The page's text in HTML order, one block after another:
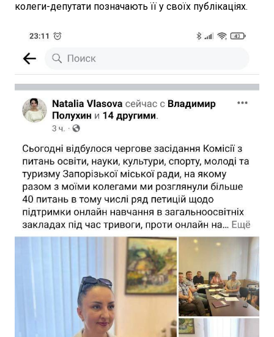
колеги-депутати позначають її у своїх публікаціях.